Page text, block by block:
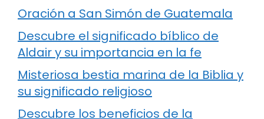
Oración a San Simón de Guatemala
Descubre el significado bíblico de
Aldair y su importancia en la fe
Misteriosa bestia marina de la Biblia y
su significado religioso
Descubre los beneficios de la